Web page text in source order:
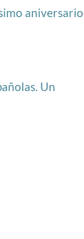
aniversario
Un